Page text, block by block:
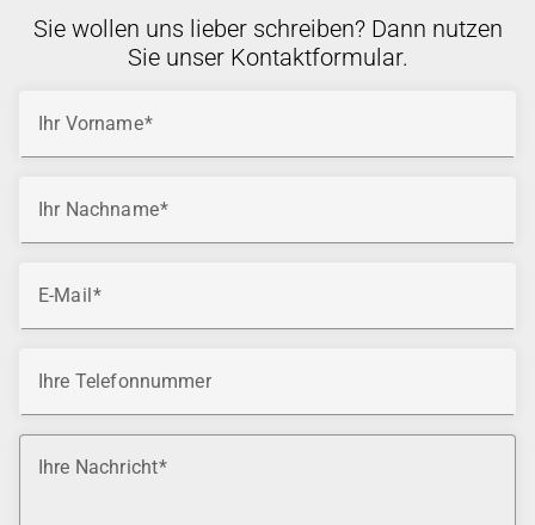
Sie wollen uns lieber schreiben? Dann nutzen
Sie unser Kontaktformular.
Ihr Vorname
Ihr Nachname
E-Mail
Ihre Telefonnummer
Ihre Nachricht